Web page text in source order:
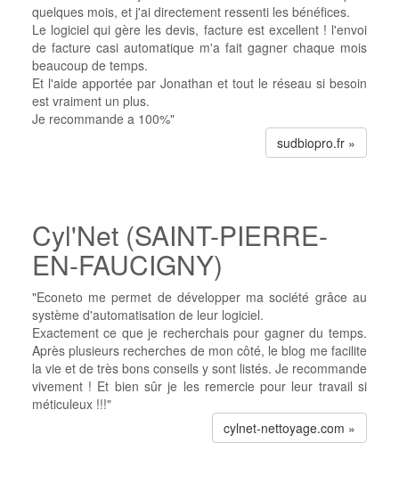
quelques mois, et j'ai directement ressenti les bénéfices.
Le logiciel qui gère les devis, facture est excellent ! l'envoi
de facture casi automatique m'a fait gagner chaque mois
beaucoup de temps.
Et l'aide apportée par Jonathan et tout le réseau si besoin
est vraiment un plus.
Je recommande a 100%"
sudbiopro.fr »
Cyl'Net (SAINT-PIERRE-
EN-FAUCIGNY)
"Econeto me permet de développer ma société grâce au
système d'automatisation de leur logiciel.
Exactement ce que je recherchais pour gagner du temps.
Après plusieurs recherches de mon côté, le blog me facilite
la vie et de très bons conseils y sont listés. Je recommande
vivement ! Et bien sûr je les remercie pour leur travail si
méticuleux !!!"
cylnet-nettoyage.com »